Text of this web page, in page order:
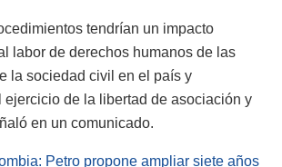
tendrían un impacto
labor de derechos humanos de las
la sociedad civil en el país y
ejercicio de la libertad de asociación y
en un comunicado.
Petro propone ampliar siete años